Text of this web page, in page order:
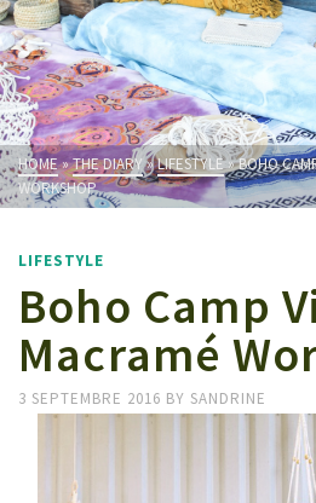
HOME»THE DIARY »LIFESTYLE»BOHO
WORKSHOP
LIFESTYLE
Boho Camp
Macramé
3 SEPTEMBRE 2016 BY SANDRINE